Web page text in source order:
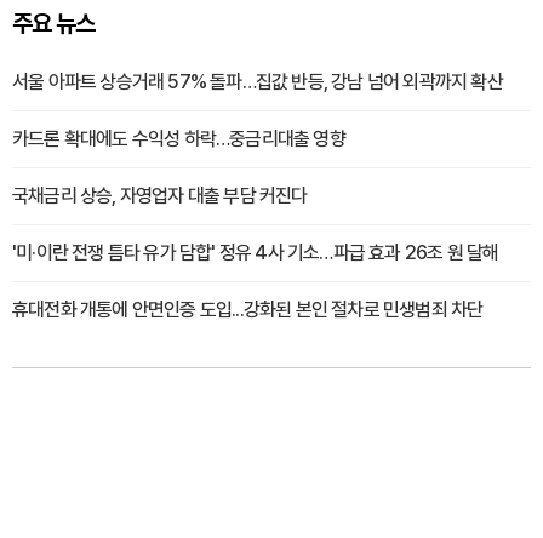
주요 뉴스
서울 아파트 상승거래 57% 돌파…집값 반등, 강남 넘어 외곽까지 확산
카드론 확대에도 수익성 하락…중금리대출 영향
국채금리 상승, 자영업자 대출 부담 커진다
'미·이란 전쟁 틈타 유가 담합' 정유 4사 기소…파급 효과 26조 원 달해
휴대전화 개통에 안면인증 도입...강화된 본인 절차로 민생범죄 차단